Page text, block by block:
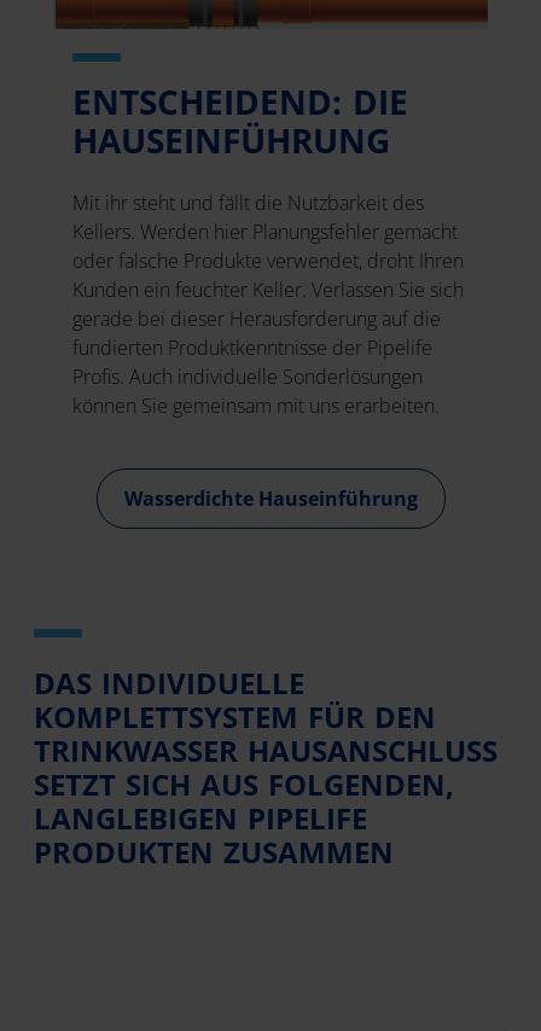
ENTSCHEIDEND: DIE
HAUSEINFÜHRUNG
Mit ihr steht und fällt die Nutzbarkeit des
Kellers. Werden hier Planungsfehler gemacht
oder falsche Produkte verwendet, droht Ihren
Kunden ein feuchter Keller. Verlassen Sie sich
gerade bei dieser Herausforderung auf die
fundierten Produktkenntnisse der Pipelife
Profis. Auch individuelle Sonderlösungen
können Sie gemeinsam mit uns erarbeiten.
Wasserdichte Hauseinführung
DAS INDIVIDUELLE
KOMPLETTSYSTEM FÜR DEN
TRINKWASSER HAUSANSCHLUSS
SETZT SICH AUS FOLGENDEN,
LANGLEBIGEN PIPELIFE
PRODUKTEN ZUSAMMEN